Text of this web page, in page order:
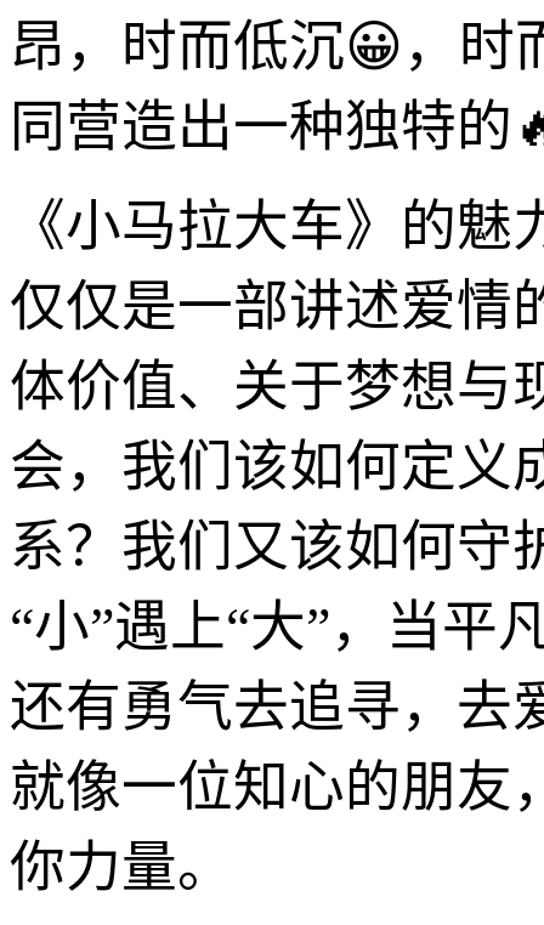
昂，时而低沉😀，时
同营造出一种独特的
《小马拉大车》的
仅仅是一部讲述爱情
体价值、关于梦想与
会，我们该如何定义
系？我们又该如何守
“小”遇上“大”，当平
还有勇气去追寻，去
就像一位知心的朋友
你力量。